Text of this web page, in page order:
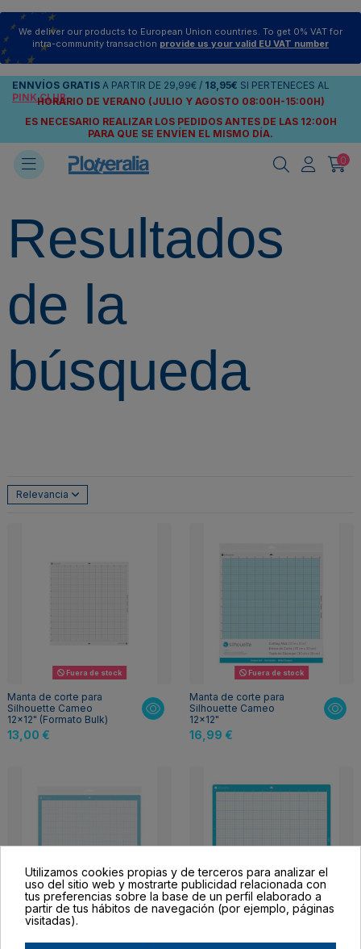
We deliver our products to European Union countries. To get 0% VAT for
intra-community transaction provide us your valid EU VAT number
ENNVÍOS GRATIS A PARTIR DE 29,99€ / 18,95€ SI PERTENECES AL
PINK CLUB
HORARIO DE VERANO (JULIO Y AGOSTO 08:00H-15:00H)
ES NECESARIO REALIZAR LOS PEDIDOS ANTES DE LAS 12:00H
PARA QUE SE ENVÍEN EL MISMO DÍA.
0
Resultados
de la
búsqueda
Relevancia
Fuera de stock
Manta de corte para
Silhouette Cameo
12x12" (Formato Bulk)
13,00 €
Fuera de stock
Manta de corte para
Silhouette Cameo
12x12"
16,99 €
Manta de corte
Manta de corte 12"x12"
Utilizamos cookies propias y de terceros para analizar el
uso del sitio web y mostrarte publicidad relacionada con
tus preferencias sobre la base de un perfil elaborado a
partir de tus hábitos de navegación (por ejemplo, páginas
visitadas).